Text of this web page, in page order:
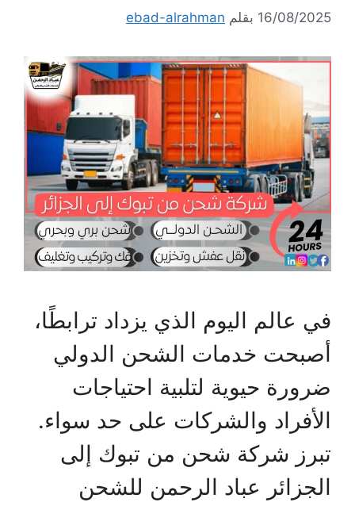
16/08/2025 بقلم ebad-alrahman
في عالم اليوم الذي يزداد ترابطًا،
أصبحت خدمات الشحن الدولي
ضرورة حيوية لتلبية احتياجات
الأفراد والشركات على حد سواء.
تبرز شركة شحن من تبوك إلى
الجزائر عباد الرحمن للشحن